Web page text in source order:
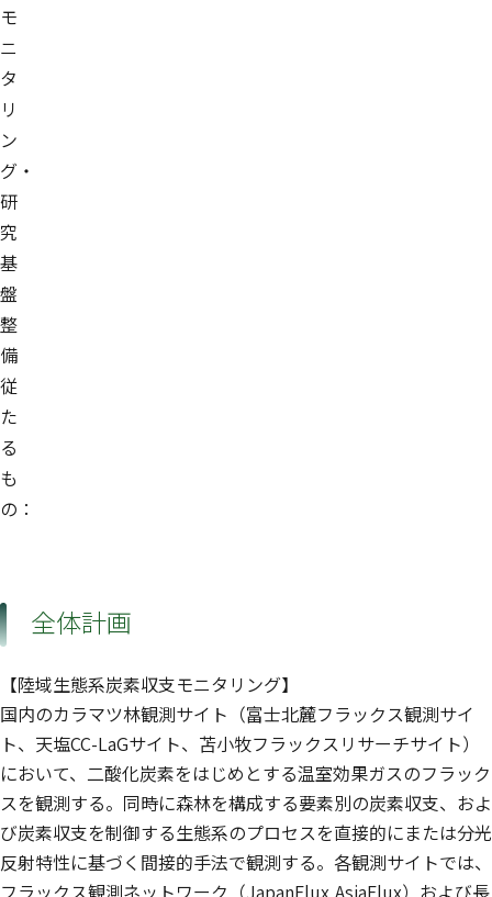
モ
ニ
タ
リ
ン
グ・
研
究
基
盤
整
備
従
た
る
も
の：
全体計画
【陸域生態系炭素収支モニタリング】
国内のカラマツ林観測サイト（富士北麓フラックス観測サイ
ト、天塩CC-LaGサイト、苫小牧フラックスリサーチサイト）
において、二酸化炭素をはじめとする温室効果ガスのフラック
スを観測する。同時に森林を構成する要素別の炭素収支、およ
び炭素収支を制御する生態系のプロセスを直接的にまたは分光
反射特性に基づく間接的手法で観測する。各観測サイトでは、
フラックス観測ネットワーク（JapanFlux,AsiaFlux）および長